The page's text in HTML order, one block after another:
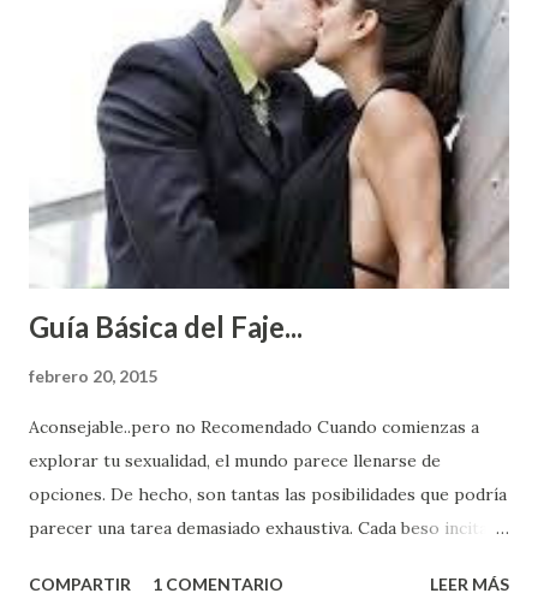
Guía Básica del Faje...
febrero 20, 2015
Aconsejable..pero no Recomendado Cuando comienzas a
explorar tu sexualidad, el mundo parece llenarse de
opciones. De hecho, son tantas las posibilidades que podría
parecer una tarea demasiado exhaustiva. Cada beso incita
partes de ti que jamás hubieras imaginado. El problema es
COMPARTIR 1 COMENTARIO LEER MÁS